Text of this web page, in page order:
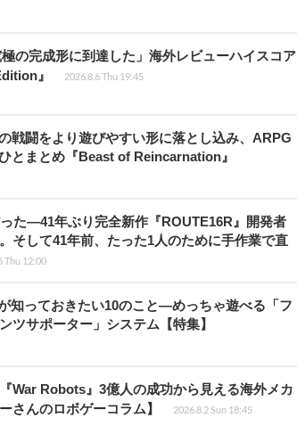
の完成形に到達した」海外レビューハイスコア
』
2026.8.6 Thu 19:45
戦闘をより遊びやすい形に落とし込み、ARPG
とまとめ『Beast of Reincarnation』
た―41年ぶり完全新作『ROUTE16R』開発者
そして41年前、たった1人のために手作業で直
Thu 12:00
知っておきたい10のこと―めっちゃ遊べる「フ
ツサポーター」システム【特集】
War Robots』3億人の成功から見える海外メカ
さんのロボゲーコラム】
2026.8.2 Sun 18:45